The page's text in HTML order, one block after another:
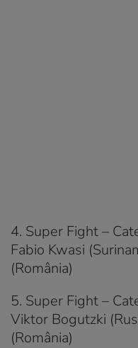
4. Super Fight –
Fabio Kwasi
(România)
5. Super Fight –
Viktor Bogutzki
(România)